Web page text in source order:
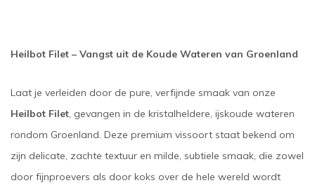
Heilbot Filet – Vangst uit de Koude Wateren van Groenland
Laat je verleiden door de pure, verfijnde smaak van onze
Heilbot Filet, gevangen in de kristalheldere, ijskoude wateren
rondom Groenland. Deze premium vissoort staat bekend om
zijn delicate, zachte textuur en milde, subtiele smaak, die zowel
door fijnproevers als door koks over de hele wereld wordt